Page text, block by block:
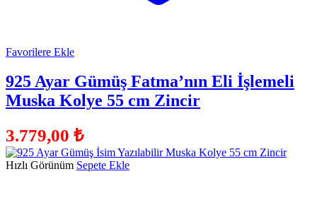
Favorilere Ekle
925 Ayar Gümüş Fatma’nın Eli İşlemeli
Muska Kolye 55 cm Zincir
3.779,00 ₺
Hızlı Görünüm Sepete Ekle